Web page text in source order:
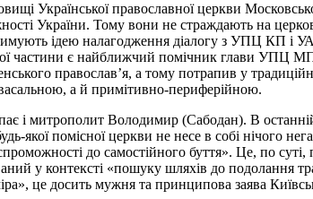
Української православної церкви
України. Тому вони не страждають на
ідею налагодження діалогу з УПЦ КП
частини є найближчий помічник глави УПЦ
православ’я, а тому потрапив у
а й примітивно-периферійною.
і митрополит Володимир (Сабодан). В
якої помісної церкви не несе в собі нічого
до самостійного буття». Це, по
у контексті «пошуку шляхів до подолання
це досить мужня та принципова заява